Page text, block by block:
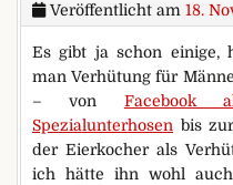
Veröffentlicht am 18.
Es gibt ja schon einige,
man Verhütung für
– von Facebook
Spezialunterhosen bis
der Eierkocher als
ich hätte ihn wohl